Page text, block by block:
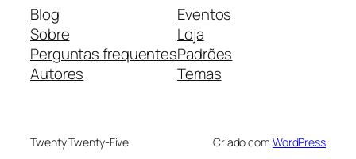
Blog
Sobre
Perguntas frequentes
Autores
Eventos
Loja
Padrões
Temas
Twenty Twenty-Five Criado com WordPress